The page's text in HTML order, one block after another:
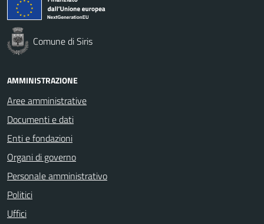
Comune di Siris
AMMINISTRAZIONE
Aree amministrative
Documenti e dati
Enti e fondazioni
Organi di governo
Personale amministrativo
Politici
Uffici